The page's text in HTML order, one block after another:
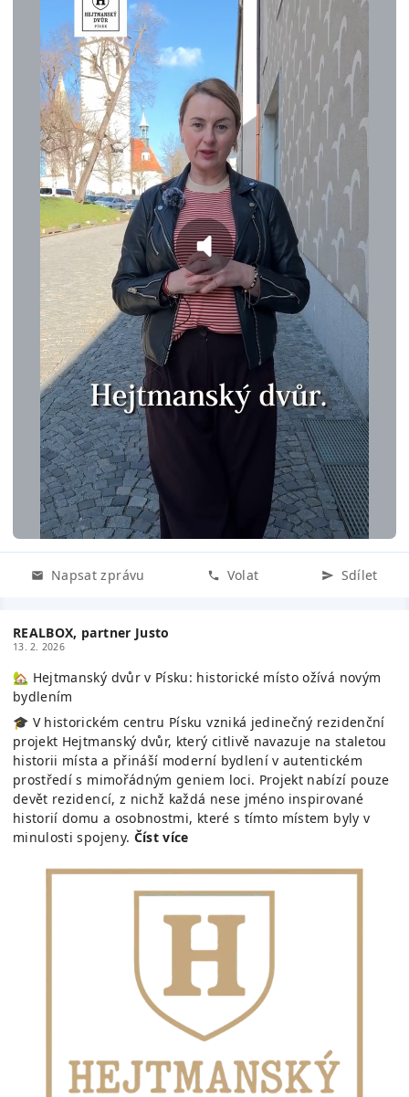
Napsat zprávu Volat Sdílet
REALBOX, partner Justo
13. 2. 2026
🏡 Hejtmanský dvůr v Písku: historické místo ožívá novým
bydlením
🎓 V historickém centru Písku vzniká jedinečný rezidenční
projekt Hejtmanský dvůr, který citlivě navazuje na staletou
historii místa a přináší moderní bydlení v autentickém
prostředí s mimořádným geniem loci. Projekt nabízí pouze
devět rezidencí, z nichž každá nese jméno inspirované
historií domu a osobnostmi, které s tímto místem byly v
minulosti spojeny. Číst více